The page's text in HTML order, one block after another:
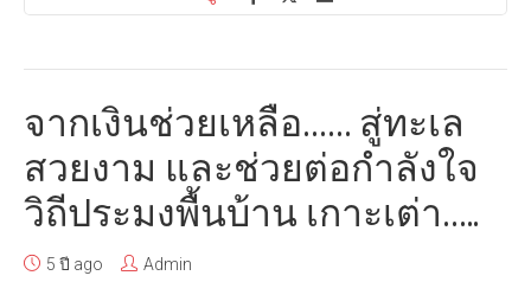
จากเงินช่วยเหลือ…… สู่ทะเล
สวยงาม และช่วยต่อกำลังใจ
วิถีประมงพื้นบ้าน เกาะเต่า…..
5 ปี ago
Admin